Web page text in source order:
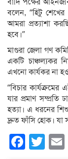
বাদি পক্ষের
বলেন, “হিটু
আমরা প্রত্যাশা
হবে।”
মাগুরা জেলা গণ
একটি চাঞ্চল্যকর
এখনো কার্যকর না
“বিচার কার্যক্রমের
যার প্রমাণ সম্প্রতি
হত্যা। এ ধরনের
দ্রুত ফাঁসি হোক। যা